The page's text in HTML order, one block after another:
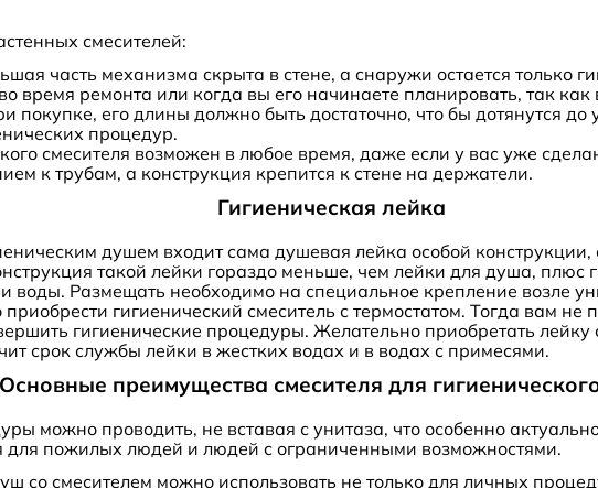
смесителей:
часть механизма скрыта в стене, а снаружи остается только
время ремонта или когда вы его начинаете планировать, так как
его длины должно быть достаточно, что бы дотянутся до
процедур.
смесителя возможен в любое время, даже если у вас уже
к трубам, а конструкция крепится к стене на держатели.
Гигиеническая лейка
душем входит сама душевая лейка особой
такой лейки гораздо меньше, чем лейки для душа, плюс
воды. Размещать необходимо на специальное крепление возле
гигиенический смеситель с термостатом. Тогда вам не
гигиенические процедуры. Желательно приобретать лейку
срок службы лейки в жестких водах и в водах с примесями.
Основные преимущества смесителя для
можно проводить, не вставая с унитаза, что особенно
для пожилых людей и людей с ограниченными возможностями.
со смесителем можно использовать не только для личных